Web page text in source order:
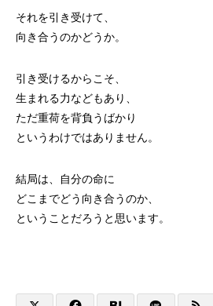
それを引き受けて、
向き合うのかどうか。
引き受けるからこそ、
生まれる力などもあり、
ただ重荷を背負うばかり
というわけではありません。
結局は、自分の命に
どこまでどう向き合うのか、
ということだろうと思います。